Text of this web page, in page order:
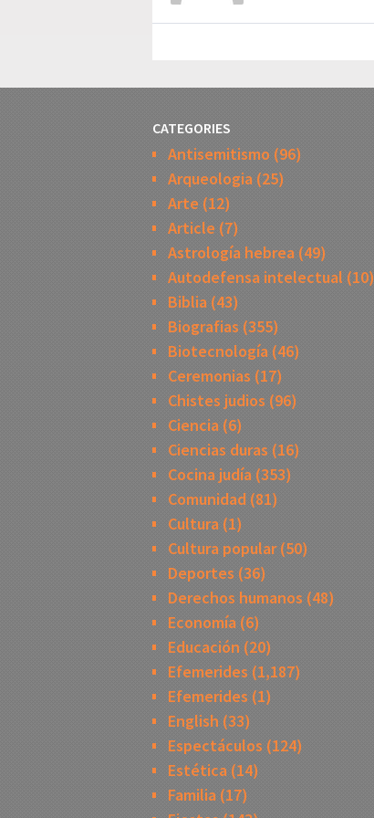
CATEGORIES
Antisemitismo (96)
Arqueologia (25)
Arte (12)
Article (7)
Astrología hebrea (49)
Autodefensa intelectual (10)
Biblia (43)
Biografias (355)
Biotecnología (46)
Ceremonias (17)
Chistes judios (96)
Ciencia (6)
Ciencias duras (16)
Cocina judía (353)
Comunidad (81)
Cultura (1)
Cultura popular(50)
Deportes (36)
Derechos humanos (48)
Economía (6)
Educación (20)
Efemerides (1,187)
Efemerides (1)
English (33)
Espectáculos (124)
Estética (14)
Familia (17)